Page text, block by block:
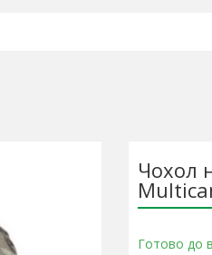
Чохол
Готово до